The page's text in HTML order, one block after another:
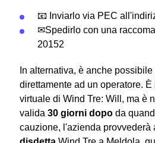
📧 Inviarlo via PEC
✉Spedirlo con una
20152
In alternativa, è anche
direttamente ad un operatore.
virtuale di Wind Tre: Will, ma è
valida 30 giorni dopo da
cauzione, l'azienda provvederà